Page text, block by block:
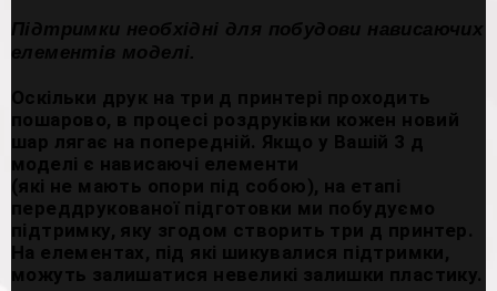
Підтримки необхідні для побудови нависаючих
елементів моделі.
Оскільки друк на три д принтері проходить
пошарово, в процесі роздруківки кожен новий
шар лягає на попередній. Якщо у Вашій 3 д
моделі є нависаючі елементи
(які не мають опори під собою), на етапі
переддрукованої підготовки ми побудуємо
підтримку, яку згодом створить три д принтер.
На елементах, під які шикувалися підтримки,
можуть залишатися невеликі залишки пластику.